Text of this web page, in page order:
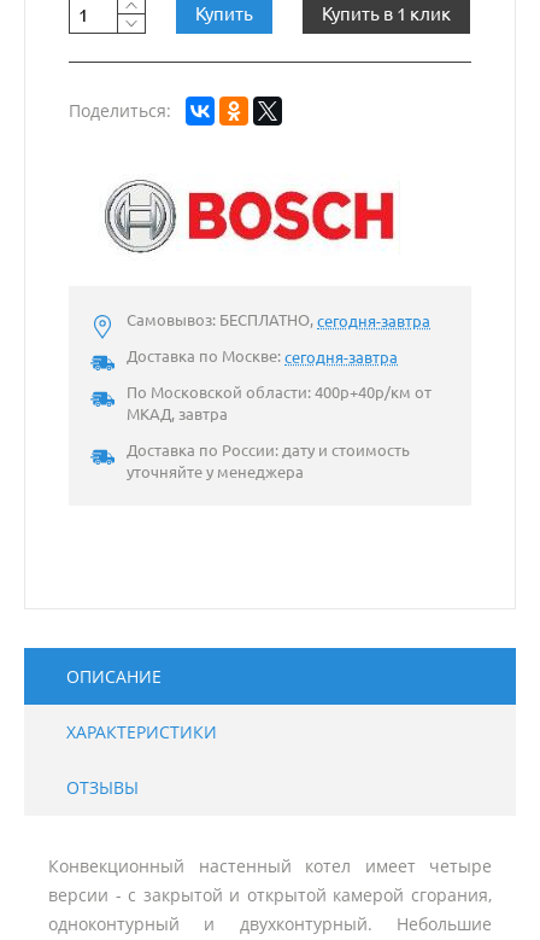
Купить Купить в 1 клик
Поделиться:
Самовывоз: БЕСПЛАТНО,сегодня-завтра
Доставка по Москве:сегодня-завтра
По Московской области: 400р+40р/км от
МКАД, завтра
Доставка по России: дату и стоимость
уточняйте у менеджера
ОПИСАНИЕ
ХАРАКТЕРИСТИКИ
ОТЗЫВЫ
Конвекционный настенный котел имеет четыре
версии - с закрытой и открытой камерой сгорания,
одноконтурный и двухконтурный. Небольшие